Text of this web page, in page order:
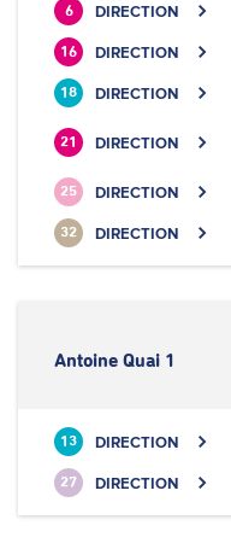
6 DIRECTION
16 DIRECTION
18 DIRECTION
21 DIRECTION
25 DIRECTION
32 DIRECTION
Antoine Quai 1
13 DIRECTION
27 DIRECTION